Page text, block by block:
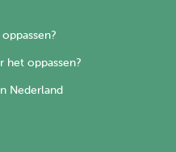
het oppassen?
Nederland